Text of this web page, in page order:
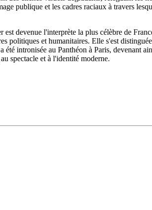
publique et les cadres raciaux à travers
devenue l'interprète la plus célèbre de
politiques et humanitaires. Elle s'est
intronisée au Panthéon à Paris, devenant
spectacle et à l'identité moderne.